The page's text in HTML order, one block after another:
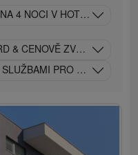
4 NOCI V HOTELU
& CENOVĚ ZVÝHODNĚNÝ
PRO NÁROČNÉ